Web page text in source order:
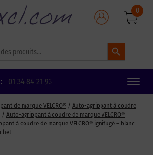
Search Button
0
01 34 84 21 93
Toggle
de marque VELCRO® / Auto-agrippant à coudre
/ Auto-agrippant à coudre de marque VELCRO®
à coudre de marque VELCRO® ignifugé – blanc